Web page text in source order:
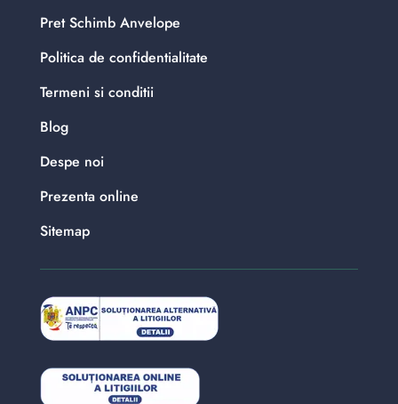
Pret Schimb Anvelope
Politica de confidentialitate
Termeni si conditii
Blog
Despe noi
Prezenta online
Sitemap